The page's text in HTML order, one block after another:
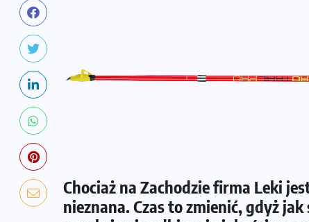
Chociaż na Zachodzie firma Leki
nieznana. Czas to zmienić, gdyż